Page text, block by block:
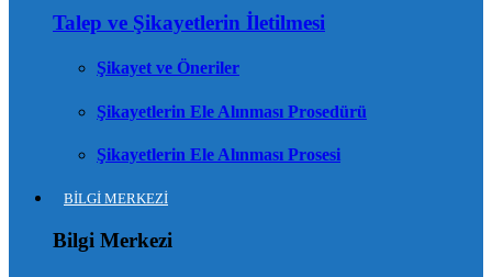
Talep ve Şikayetlerin İletilmesi
Şikayet ve Öneriler
Şikayetlerin Ele Alınması Prosedürü
Şikayetlerin Ele Alınması Prosesi
BİLGİ MERKEZİ
Bilgi Merkezi